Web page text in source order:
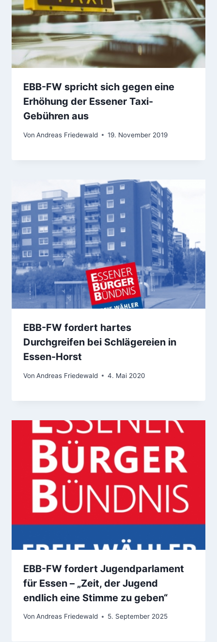
EBB-FW spricht sich gegen eine
Erhöhung der Essener Taxi-
Gebühren aus
Von Andreas Friedewald 19. November 2019
EBB-FW fordert hartes
Durchgreifen bei Schlägereien in
Essen-Horst
Von Andreas Friedewald 4. Mai 2020
EBB-FW fordert Jugendparlament
für Essen – „Zeit, der Jugend
endlich eine Stimme zu geben“
Von Andreas Friedewald 5. September 2025